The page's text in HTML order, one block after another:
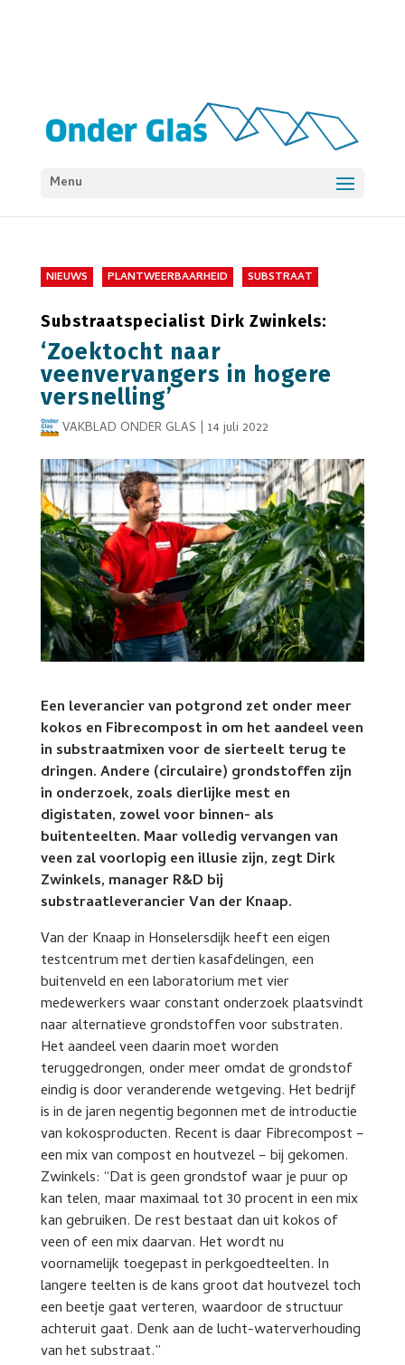
Menu
NIEUWS PLANTWEERBAARHEID SUBSTRAAT
Substraatspecialist Dirk Zwinkels:
‘Zoektocht naar
veenvervangers in hogere
versnelling’
VAKBLAD ONDER GLAS | 14 juli 2022
Een leverancier van potgrond zet onder meer
kokos en Fibrecompost in om het aandeel veen
in substraatmixen voor de sierteelt terug te
dringen. Andere (circulaire) grondstoffen zijn
in onderzoek, zoals dierlijke mest en
digistaten, zowel voor binnen- als
buitenteelten. Maar volledig vervangen van
veen zal voorlopig een illusie zijn, zegt Dirk
Zwinkels, manager R&D bij
substraatleverancier Van der Knaap.
Van der Knaap in Honselersdijk heeft een eigen
testcentrum met dertien kasafdelingen, een
buitenveld en een laboratorium met vier
medewerkers waar constant onderzoek plaatsvindt
naar alternatieve grondstoffen voor substraten.
Het aandeel veen daarin moet worden
teruggedrongen, onder meer omdat de grondstof
eindig is door veranderende wetgeving. Het bedrijf
is in de jaren negentig begonnen met de introductie
van kokosproducten. Recent is daar Fibrecompost –
een mix van compost en houtvezel – bij gekomen.
Zwinkels: “Dat is geen grondstof waar je puur op
kan telen, maar maximaal tot 30 procent in een mix
kan gebruiken. De rest bestaat dan uit kokos of
veen of een mix daarvan. Het wordt nu
voornamelijk toegepast in perkgoedteelten. In
langere teelten is de kans groot dat houtvezel toch
een beetje gaat verteren, waardoor de structuur
achteruit gaat. Denk aan de lucht-waterverhouding
van het substraat.”